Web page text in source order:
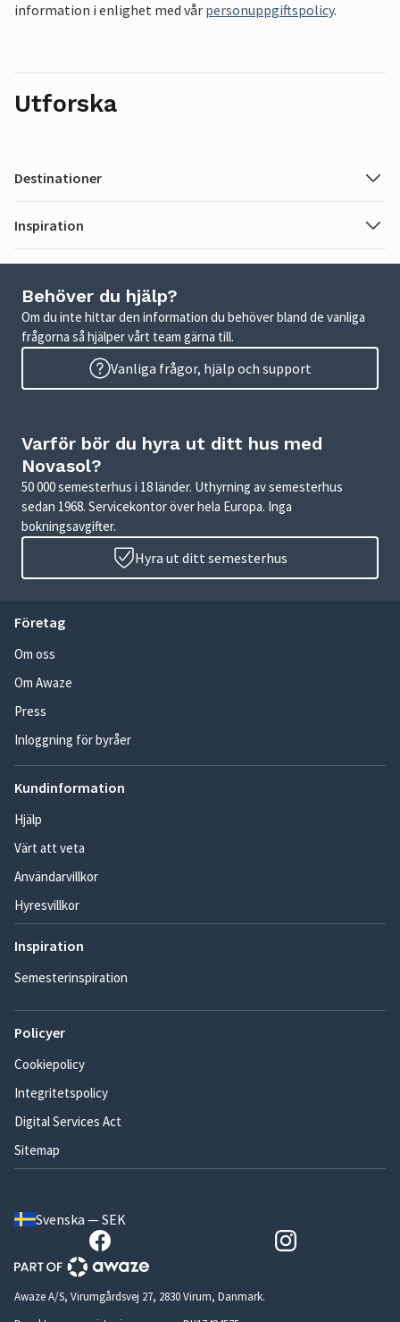
information i enlighet med vår personuppgiftspolicy.
Utforska
Destinationer
Inspiration
Behöver du hjälp?
Om du inte hittar den information du behöver bland de vanliga
frågorna så hjälper vårt team gärna till.
Vanliga frågor, hjälp och support
Varför bör du hyra ut ditt hus med
Novasol?
50 000 semesterhus i 18 länder. Uthyrning av semesterhus
sedan 1968. Servicekontor över hela Europa. Inga
bokningsavgifter.
Hyra ut ditt semesterhus
Företag
Om oss
Om Awaze
Press
Inloggning för byråer
Kundinformation
Hjälp
Värt att veta
Användarvillkor
Hyresvillkor
Inspiration
Semesterinspiration
Policyer
Cookiepolicy
Integritetspolicy
Digital Services Act
Sitemap
Svenska — SEK
Awaze A/S, Virumgårdsvej 27, 2830 Virum, Danmark.